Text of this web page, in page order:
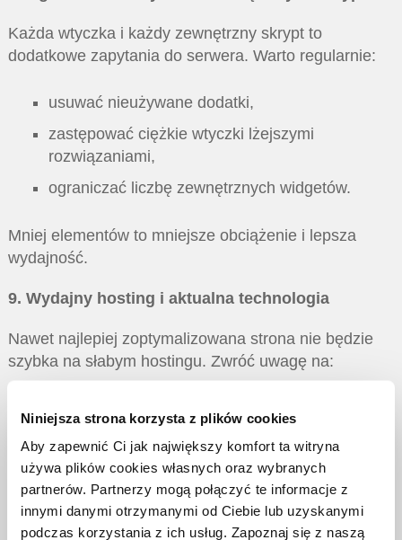
Niniejsza strona korzysta z plików cookies
Aby zapewnić Ci jak największy komfort ta witryna
używa plików cookies własnych oraz wybranych
partnerów. Partnerzy mogą połączyć te informacje z
innymi danymi otrzymanymi od Ciebie lub uzyskanymi
podczas korzystania z ich usług. Zapoznaj się z naszą
Każda wtyczka i każdy zewnętrzny skrypt to
dodatkowe zapytania do serwera. Warto regularnie:
usuwać nieużywane dodatki,
zastępować ciężkie wtyczki lżejszymi
rozwiązaniami,
ograniczać liczbę zewnętrznych widgetów.
Mniej elementów to mniejsze obciążenie i lepsza
wydajność.
9. Wydajny hosting i aktualna technologia
Nawet najlepiej zoptymalizowana strona nie będzie
szybka na słabym hostingu. Zwróć uwagę na:
obsługę HTTP/2 lub HTTP/3,
aktualną wersję PHP.
Nowoczesna infrastruktura to solidna baza pod